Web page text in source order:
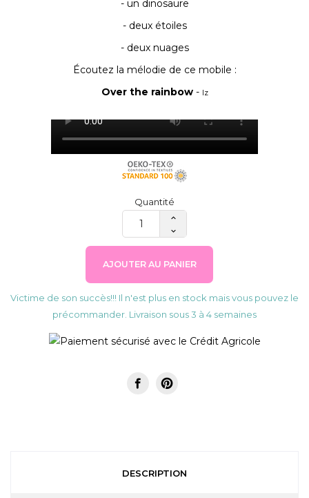
- un dinosaure
- deux étoiles
- deux nuages
Écoutez la mélodie de ce mobile :
Over the rainbow- Iz
Quantité
AJOUTER AU PANIER
Victime de son succès!!! Il n'est plus en stock mais vous pouvez le
précommander. Livraison sous 3 à 4 semaines
DESCRIPTION